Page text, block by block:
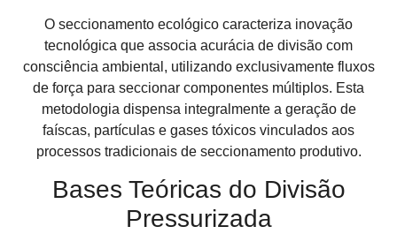
O seccionamento ecológico caracteriza inovação
tecnológica que associa acurácia de divisão com
consciência ambiental, utilizando exclusivamente fluxos
de força para seccionar componentes múltiplos. Esta
metodologia dispensa integralmente a geração de
faíscas, partículas e gases tóxicos vinculados aos
processos tradicionais de seccionamento produtivo.
Bases Teóricas do Divisão
Pressurizada